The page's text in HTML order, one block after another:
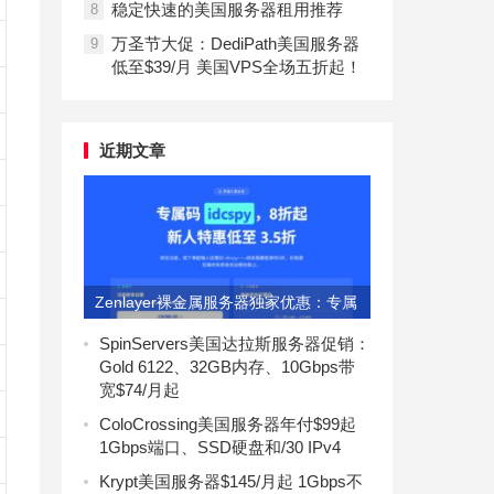
8 稳定快速的美国服务器租用推荐
9
万圣节大促：DediPath美国服务器
低至$39/月 美国VPS全场五折起！
近期文章
Zenlayer裸金属服务器独家优惠：专属
码idcspy享8折
SpinServers美国达拉斯服务器促销：
Gold 6122、32GB内存、10Gbps带
宽$74/月起
ColoCrossing美国服务器年付$99起
1Gbps端口、SSD硬盘和/30 IPv4
Krypt美国服务器$145/月起 1Gbps不